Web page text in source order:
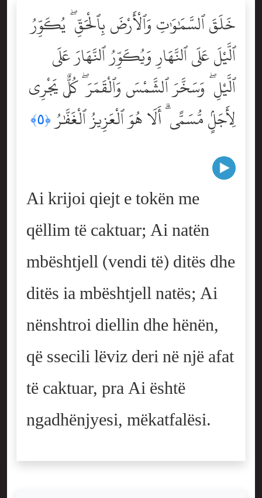
خَلَقَ ٱلسَّمَٰوَٰتِ وَٱلْأَرْضَ بِٱلْحَقِّ ۖ يُكَوِّرُ
ٱلَّيْلَ عَلَى ٱلنَّهَارِ وَيُكَوِّرُ ٱلنَّهَارَ عَلَى
ٱلَّيْلِ ۖ وَسَخَّرَ ٱلشَّمْسَ وَٱلْقَمَرَ ۖ كُلٌّۭ يَجْرِى
لِأَجَلٍۢ مُّسَمًّى ۗ أَلَا هُوَ ٱلْعَزِيزُ ٱلْغَفَّٰرُ﴿٥﴾
Ai krijoi qiejt e tokën me
qëllim të caktuar; Ai natën
mbështjell (vendi të) ditës dhe
ditës ia mbështjell natës; Ai
nënshtroi diellin dhe hënën,
që ssecili lëviz deri në një afat
të caktuar, pra Ai është
ngadhënjyesi, mëkatfalësi.